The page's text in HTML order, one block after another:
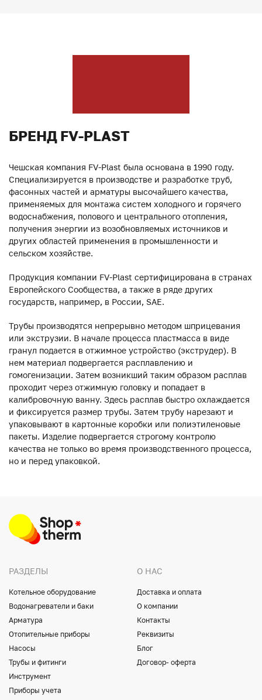
БРЕНД FV-PLAST
Чешская компания FV-Plast была основана в 1990 году.
Специализируется в производстве и разработке труб,
фасонных частей и арматуры высочайшего качества,
применяемых для монтажа систем холодного и горячего
водоснабжения, полового и центрального отопления,
получения энергии из возобновляемых источников и
других областей применения в промышленности и
сельском хозяйстве.
Продукция компании FV-Plast сертифицирована в странах
Европейского Сообщества, а также в ряде других
государств, например, в России, SAE.
Трубы производятся непрерывно методом шприцевания
или экструзии. В начале процесса пластмасса в виде
гранул подается в отжимное устройство (экструдер). В
нем материал подвергается расплавлению и
гомогенизации. Затем возникший таким образом расплав
проходит через отжимную головку и попадает в
калибровочную ванну. Здесь расплав быстро охлаждается
и фиксируется размер трубы. Затем трубу нарезают и
упаковывают в картонные коробки или полиэтиленовые
пакеты. Изделие подвергается строгому контролю
качества не только во время производственного процесса,
но и перед упаковкой.
РАЗДЕЛЫ
Котельное оборудование
Водонагреватели и баки
Арматура
Отопительные приборы
Насосы
Трубы и фитинги
Инструмент
Приборы учета
О НАС
Доставка и оплата
О компании
Контакты
Реквизиты
Блог
Договор- оферта